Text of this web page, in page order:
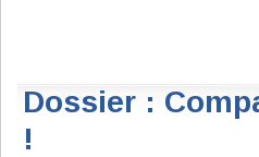
Dossier :
!